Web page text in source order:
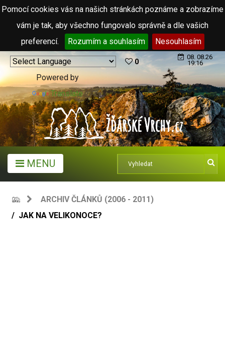
Pomocí cookies vás na našich stránkách poznáme a zobrazíme
vám je tak, aby všechno fungovalo správně a dle vašich
preferencí.
Rozumím a souhlasím Nesouhlasím
Powered by
Translate
0
08. 08.26
19:16
MENU
ARCHIV ČLÁNKŮ (2006 - 2011)
JAK NA VELIKONOCE?